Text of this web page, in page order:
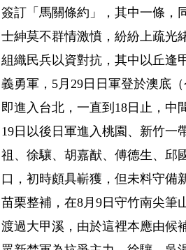
簽訂「馬關條約」，其中一條，
士紳莫不群情激憤，紛紛上疏光
組織民兵以資對抗，其中以丘逢
義勇軍，5月29日日軍登於澳底
即進入台北，一直到18日止，中
19日以後日軍進入桃園、新竹一
祖、徐驤、胡嘉猷、傅德生、邱
口，初時頗具嶄獲，但未料守備
苗栗整補，在8月9日守竹南尖筆
渡過大甲溪，由於這裡本應由候